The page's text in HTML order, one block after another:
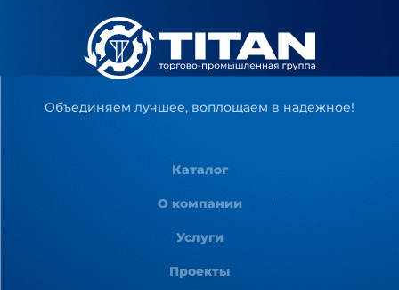
Объединяем лучшее, воплощаем в надежное!
Каталог
О компании
Услуги
Проекты